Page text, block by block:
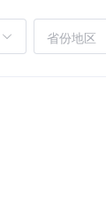
省份地区